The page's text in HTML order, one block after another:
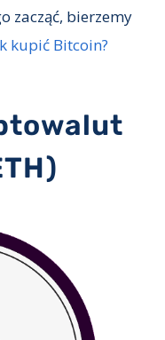
zacząć, bierzemy
kupić Bitcoin?